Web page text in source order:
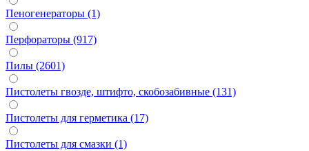
Пеногенераторы (1)
Перфораторы (917)
Пилы (2601)
Пистолеты гвозде, штифто, скобозабивные (131)
Пистолеты для герметика (17)
Пистолеты для смазки (1)